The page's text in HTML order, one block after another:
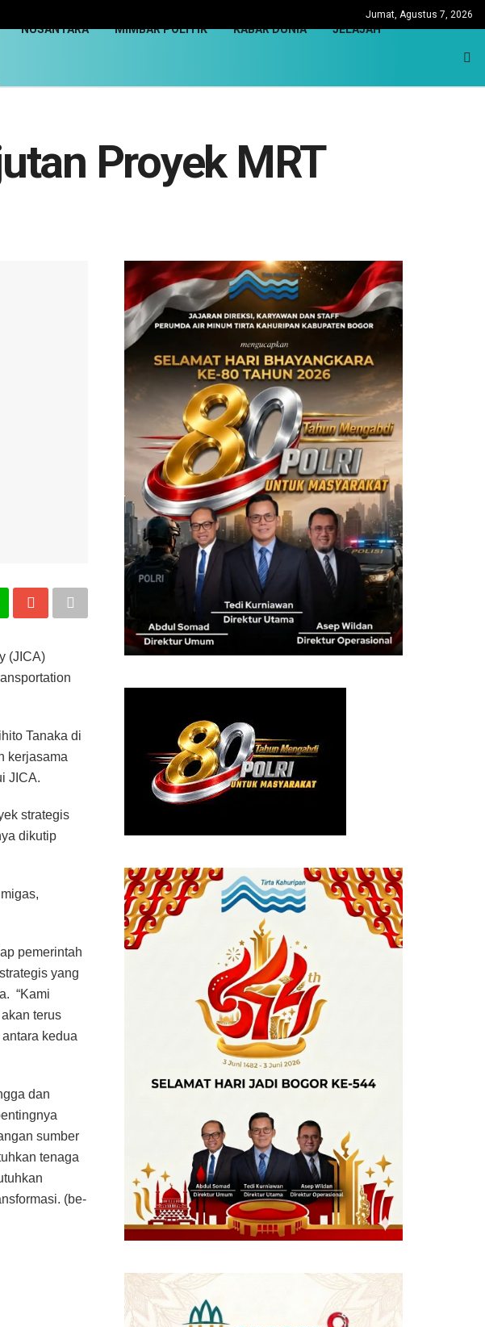
Jumat, Agustus 7, 2026
NUSANTARA MIMBAR POLITIK KABAR DUNIA JELAJAH
Proyek MRT
(JICA)
Tanaka di
kerjasama
JICA.
strategis
dikutip
pemerintah
yang
“Kami
terus
kedua
dan
sumber
tenaga
(be-